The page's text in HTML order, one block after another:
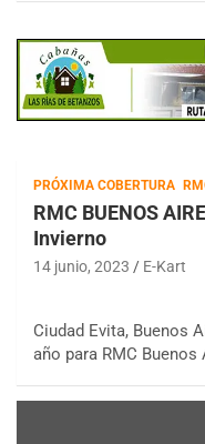
PRÓXIMA COBERTURA
RMC BUENOS
Invierno
14 junio, 2023 E-Kart
Ciudad Evita, Buenos
año para RMC